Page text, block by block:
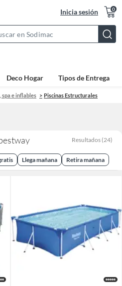
Inicia sesión 0
Bar
Deco Hogar Tipos de Entrega
spa e inflables Piscinas Estructurales
Resultados (24)
Llega mañana Retira mañana